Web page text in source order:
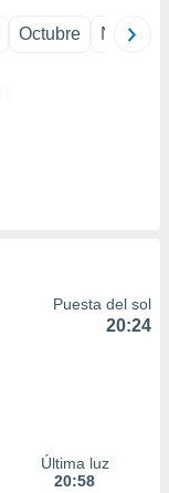
Octubre
Puesta del sol
20:24
Última luz
20:58